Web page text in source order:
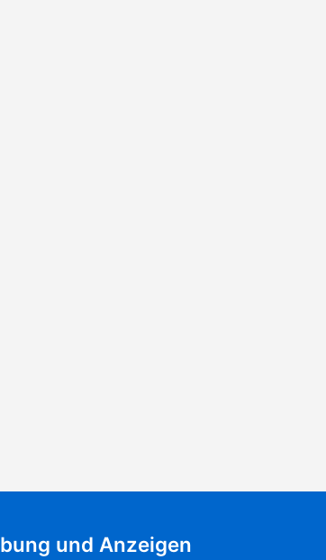
und Anzeigen